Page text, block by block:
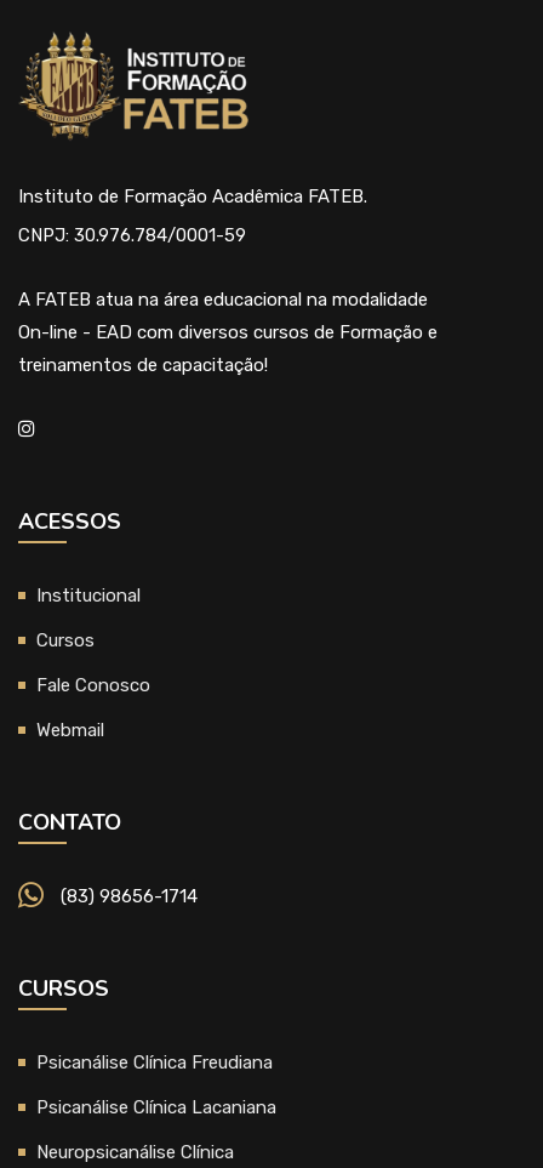
Instituto de Formação Acadêmica FATEB.
CNPJ: 30.976.784/0001-59
A FATEB atua na área educacional na modalidade
On-line - EAD com diversos cursos de Formação e
treinamentos de capacitação!
ACESSOS
Institucional
Cursos
Fale Conosco
Webmail
CONTATO
(83) 98656-1714
CURSOS
Psicanálise Clínica Freudiana
Psicanálise Clínica Lacaniana
Neuropsicanálise Clínica